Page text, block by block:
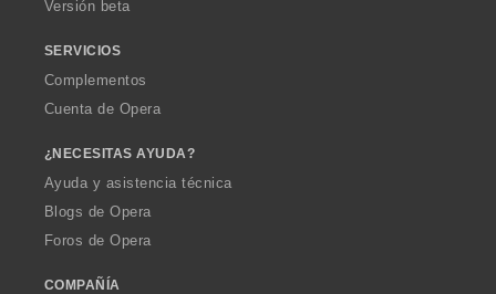
Versión beta
SERVICIOS
Complementos
Cuenta de Opera
¿NECESITAS AYUDA?
Ayuda y asistencia técnica
Blogs de Opera
Foros de Opera
COMPAÑÍA